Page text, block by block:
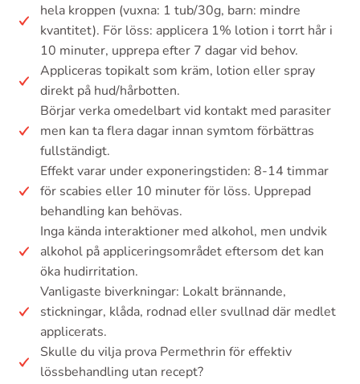
hela kroppen (vuxna: 1 tub/30g, barn: mindre
kvantitet). För löss: applicera 1% lotion i torrt hår i
10 minuter, upprepa efter 7 dagar vid behov.
Appliceras topikalt som kräm, lotion eller spray
direkt på hud/hårbotten.
Börjar verka omedelbart vid kontakt med parasiter
men kan ta flera dagar innan symtom förbättras
fullständigt.
Effekt varar under exponeringstiden: 8-14 timmar
för scabies eller 10 minuter för löss. Upprepad
behandling kan behövas.
Inga kända interaktioner med alkohol, men undvik
alkohol på appliceringsområdet eftersom det kan
öka hudirritation.
Vanligaste biverkningar: Lokalt brännande,
stickningar, klåda, rodnad eller svullnad där medlet
applicerats.
Skulle du vilja prova Permethrin för effektiv
lössbehandling utan recept?